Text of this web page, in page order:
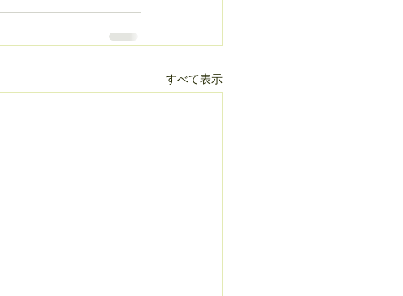
すべて表示